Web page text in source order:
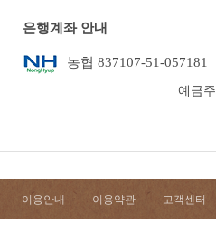
은행계좌 안내
농협 837107-51-057181
예금주
이용안내 이용약관 고객센터